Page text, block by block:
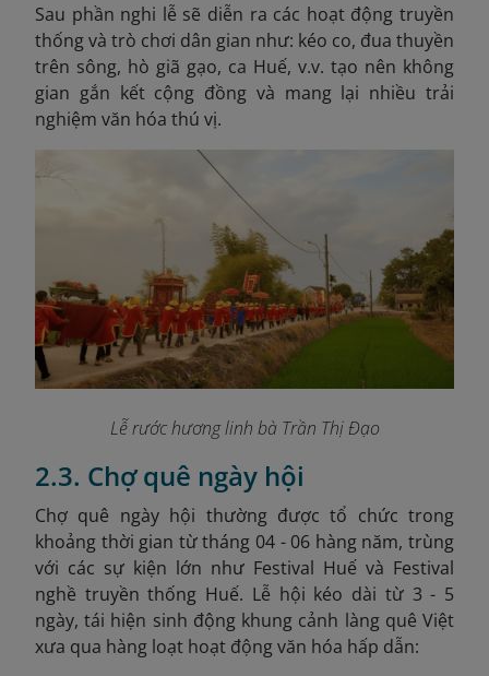
Sau phần nghi lễ sẽ diễn ra các hoạt động truyền
thống và trò chơi dân gian như: kéo co, đua thuyền
trên sông, hò giã gạo, ca Huế, v.v. tạo nên không
gian gắn kết cộng đồng và mang lại nhiều trải
nghiệm văn hóa thú vị.
Lễ rước hương linh bà Trần Thị Đạo
2.3. Chợ quê ngày hội
Chợ quê ngày hội thường được tổ chức trong
khoảng thời gian từ tháng 04 - 06 hàng năm, trùng
với các sự kiện lớn như Festival Huế và Festival
nghề truyền thống Huế. Lễ hội kéo dài từ 3 - 5
ngày, tái hiện sinh động khung cảnh làng quê Việt
xưa qua hàng loạt hoạt động văn hóa hấp dẫn: